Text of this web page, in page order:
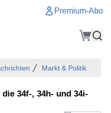
Premium-Abo
Markt & Politik
34f-, 34h- und 34i-